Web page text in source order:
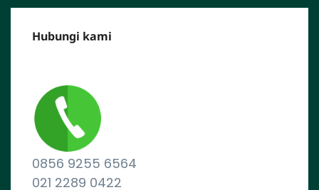
Hubungi kami
0856 9255 6564
021 2289 0422